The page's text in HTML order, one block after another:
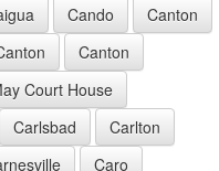
Cando
Canton
Canton
Court House
Carlsbad
Carlton
Caro